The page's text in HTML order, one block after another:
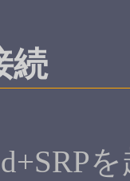
続